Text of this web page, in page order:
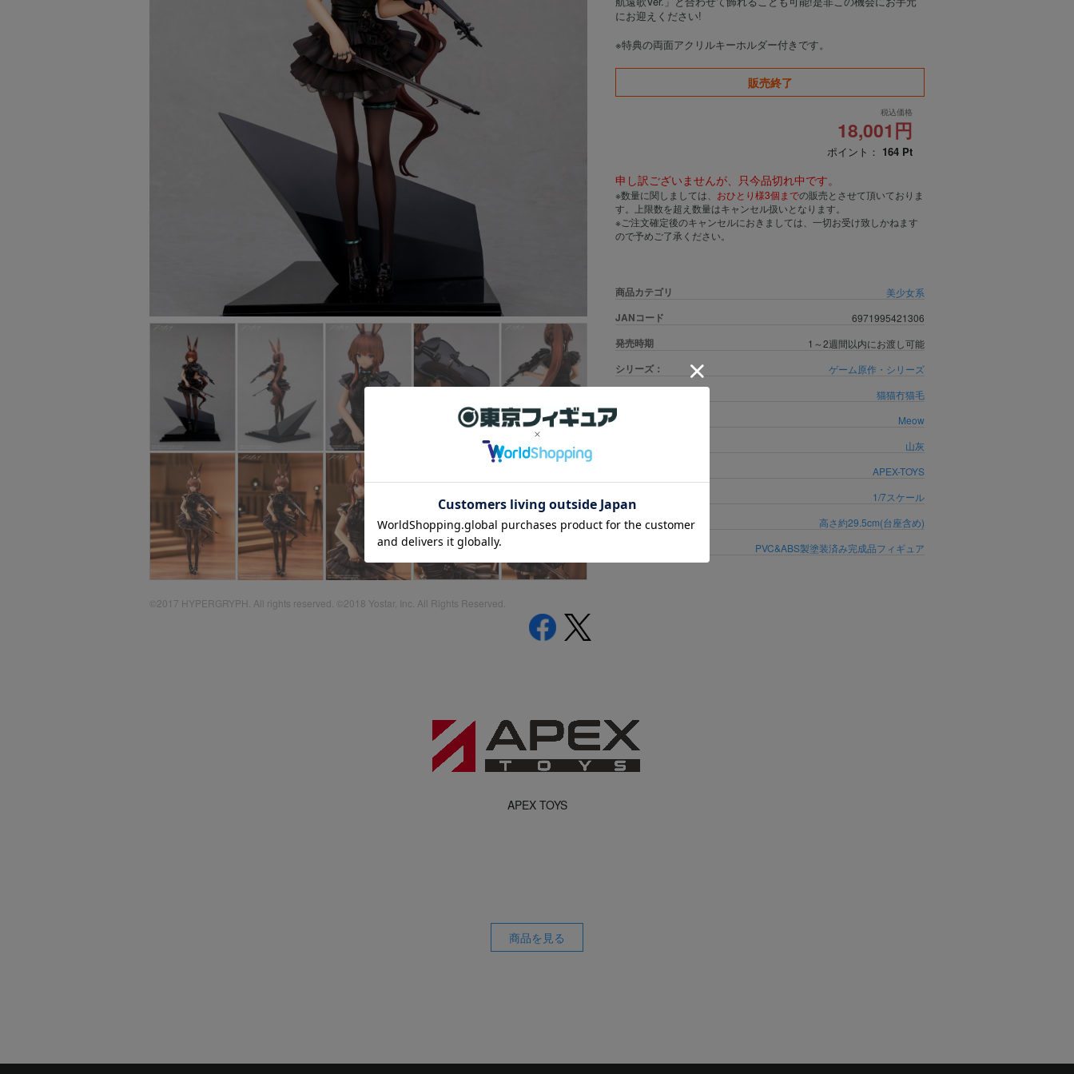
©2017 HYPERGRYPH. All rights reserved. ©2018 Yostar, Inc. All Rights Reserved.
にお迎えください!
※特典の両面アクリルキーホルダー付きです。
販売終了
税込価格
18,001円
ポイント： 164 Pt
申し訳ございませんが、只今品切れ中です。
※数量に関しましては、 おひとり様3個までの販売とさせて頂いておりま
す。上限数を超え数量はキャンセル扱いとなります。
※ご注文確定後のキャンセルにおきましては、一切お受け致しかねます
ので予めご了承ください。
商品カテゴリ 美少女系
JANコード 6971995421306
発売時期 1～2週間以内にお渡し可能
シリーズ： ゲーム原作・シリーズ
猫猫冇猫毛
制作協力： Meow
山灰
APEX-TOYS
1/7スケール
サイズ： 高さ約29.5cm(台座含め)
PVC&ABS製塗装済み完成品フィギュア
APEX TOYS
商品を見る